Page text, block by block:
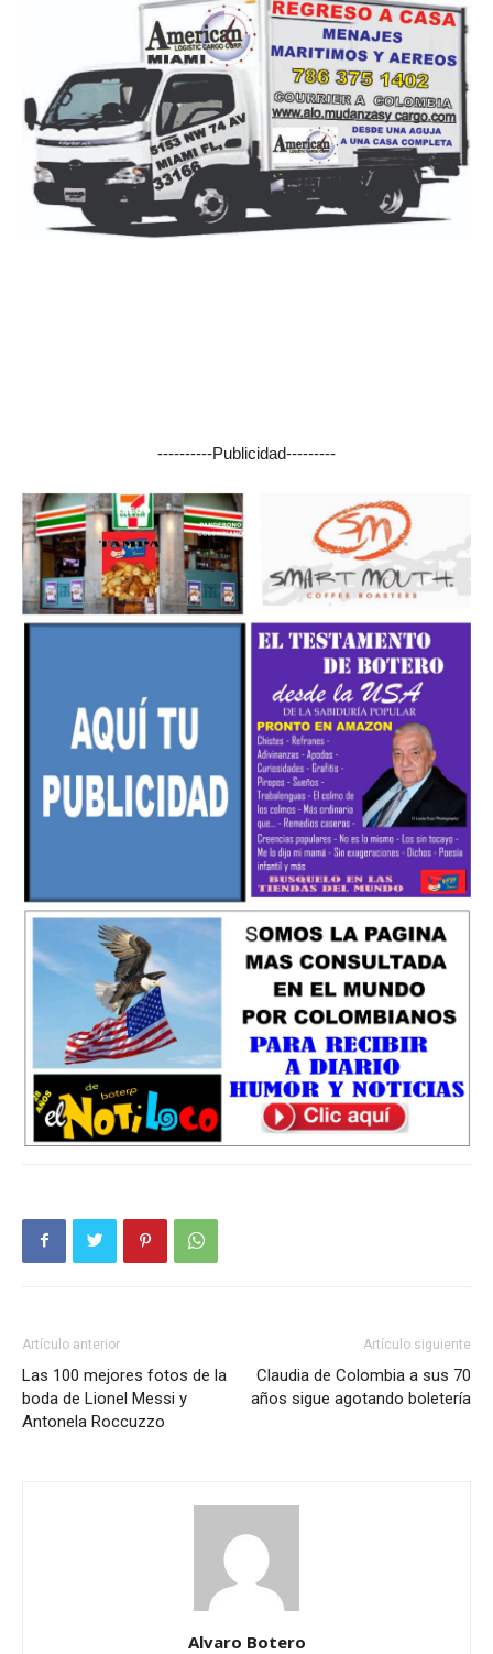
----------Publicidad---------
Artículo anterior
Las 100 mejores fotos de la
boda de Lionel Messi y
Antonela Roccuzzo
Artículo siguiente
Claudia de Colombia a sus 70
años sigue agotando boletería
Alvaro Botero